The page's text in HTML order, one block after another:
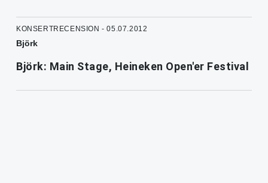
KONSERTRECENSION - 05.07.2012
Björk
Björk: Main Stage, Heineken Open'er Festival